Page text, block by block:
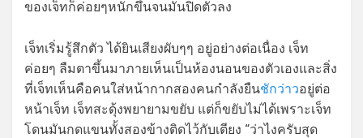
ของเจ็ทก็ค่อยๆหนักขึ้นจนมันปิดตัวลง
เจ็ทเริ่มรู้สึกตัว ได้ยินเสียงผับๆๆ อยู่อย่างต่อเนื่อง เจ็ท
ค่อยๆ ลืมตาขึ้นมาภายเห็นเป็นห้องนอนของตัวเองและสิ่ง
ที่เจ็ทเห็นคือคนใส่หน้ากากสองคนกำลังยืนชักว่าวอยู่ต่อ
หน้าเจ็ท เจ็ทสะดุ้งพยายามขยับ แต่ก็ขยับไม่ได้เพราะเจ็ท
โดนมันกดแขนทั้งสองข้างติดไว้กับเตียง “ว่าไงครับสุด